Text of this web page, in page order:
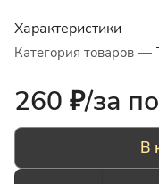
Характеристики
Категория товаров —
260 ₽/за
В